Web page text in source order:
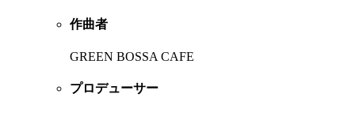
作曲者
GREEN BOSSA CAFE
プロデューサー